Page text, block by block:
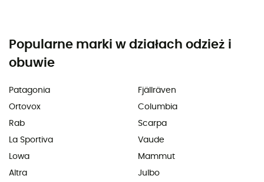
Popularne marki w działach odzież i
obuwie
Patagonia
Ortovox
Rab
La Sportiva
Lowa
Altra
Fjällräven
Columbia
Scarpa
Vaude
Mammut
Julbo